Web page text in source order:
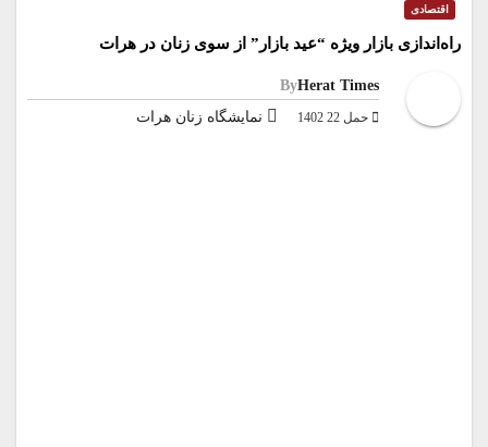
اقتصادی
راه‌اندازی بازار ویژه “عید بازار” از سوی زنان در هرات
ByHerat Times
حمل 22 1402 نمایشگاه زنان هرات